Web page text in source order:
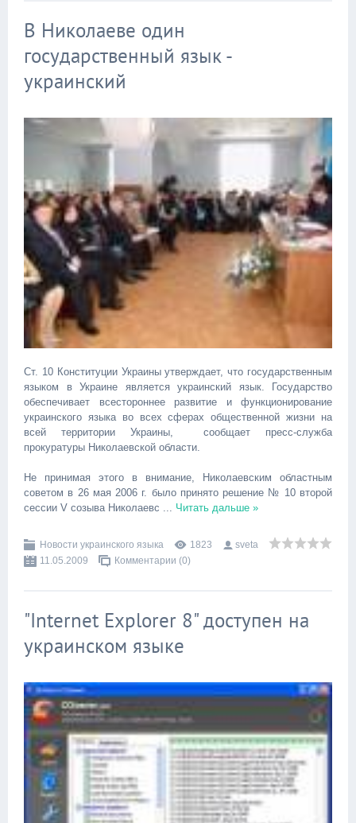
В Николаеве один
государственный язык -
украинский
Ст. 10 Конституции Украины утверждает, что государственным
языком в Украине является украинский язык. Государство
обеспечивает всестороннее развитие и функционирование
украинского языка во всех сферах общественной жизни на
всей территории Украины, сообщает пресс-служба
прокуратуры Николаевской области.
Не принимая этого в внимание, Николаевским областным
советом в 26 мая 2006 г. было принято решение № 10 второй
сессии V созыва Николаевс
Читать дальше »
Новости украинского языка 1823
sveta
11.05.2009
Комментарии (0)
"Internet Explorer 8" доступен на
украинском языке